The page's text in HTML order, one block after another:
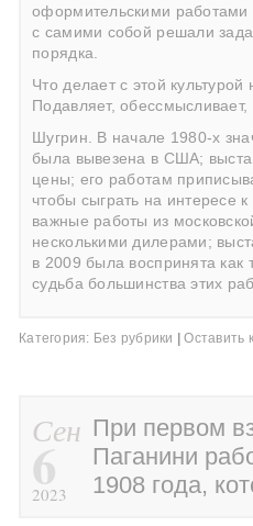
оформительскими работами
с самими собой решали
порядка.
Что делает с этой
Подавляет, обессмысливает,
Шугрин. В начале 1980-х
была вывезена в США;
цены; его работам
чтобы сыграть на интересе
важные работы из
несколькими дилерами;
в 2009 была воспринята как
судьба большинства этих
Категория: Без рубрики | Оставить
Сен
6
2023
При первом
Паганини
1908 года,